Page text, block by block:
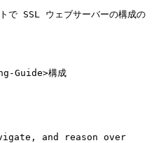
で SSL ウェブサーバーの構成の
Guide>構成
and reason over